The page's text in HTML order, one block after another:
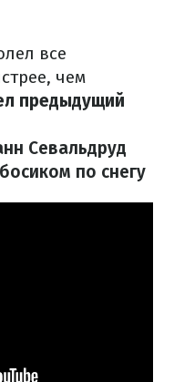
все
чем
предыдущий
Севальдруд
по снегу